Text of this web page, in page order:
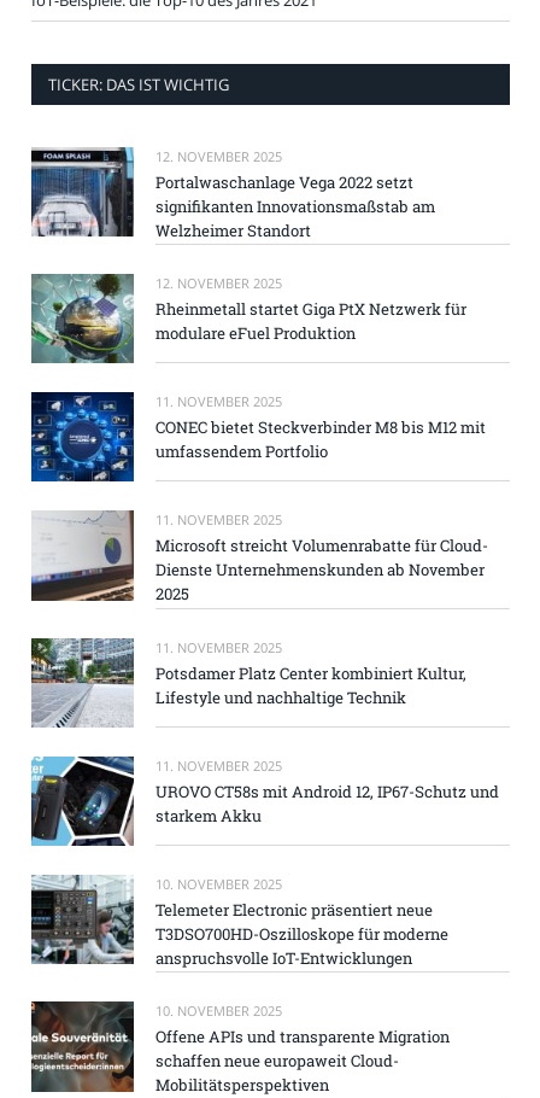
TICKER: DAS IST WICHTIG
12. NOVEMBER 2025
Portalwaschanlage Vega 2022 setzt
signifikanten Innovationsmaßstab am
Welzheimer Standort
12. NOVEMBER 2025
Rheinmetall startet Giga PtX Netzwerk für
modulare eFuel Produktion
11. NOVEMBER 2025
CONEC bietet Steckverbinder M8 bis M12 mit
umfassendem Portfolio
11. NOVEMBER 2025
Microsoft streicht Volumenrabatte für Cloud-
Dienste Unternehmenskunden ab November
2025
11. NOVEMBER 2025
Potsdamer Platz Center kombiniert Kultur,
Lifestyle und nachhaltige Technik
11. NOVEMBER 2025
UROVO CT58s mit Android 12, IP67-Schutz und
starkem Akku
10. NOVEMBER 2025
Telemeter Electronic präsentiert neue
T3DSO700HD-Oszilloskope für moderne
anspruchsvolle IoT-Entwicklungen
10. NOVEMBER 2025
Offene APIs und transparente Migration
schaffen neue europaweit Cloud-
Mobilitätsperspektiven